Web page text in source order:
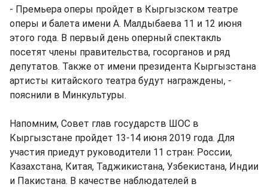
- Премьера оперы пройдет в Кыргызском театре
оперы и балета имени А. Малдыбаева 11 и 12 июня
этого года. В первый день оперный спектакль
посетят члены правительства, госорганов и ряд
депутатов. Также от имени президента Кыргызстана
артисты китайского театра будут награждены, -
пояснили в Минкультуры.
Напомним, Совет глав государств ШОС в
Кыргызстане пройдет 13-14 июня 2019 года. Для
участия приедут руководители 11 стран: России,
Казахстана, Китая, Таджикистана, Узбекистана, Индии
и Пакистана. В качестве наблюдателей в